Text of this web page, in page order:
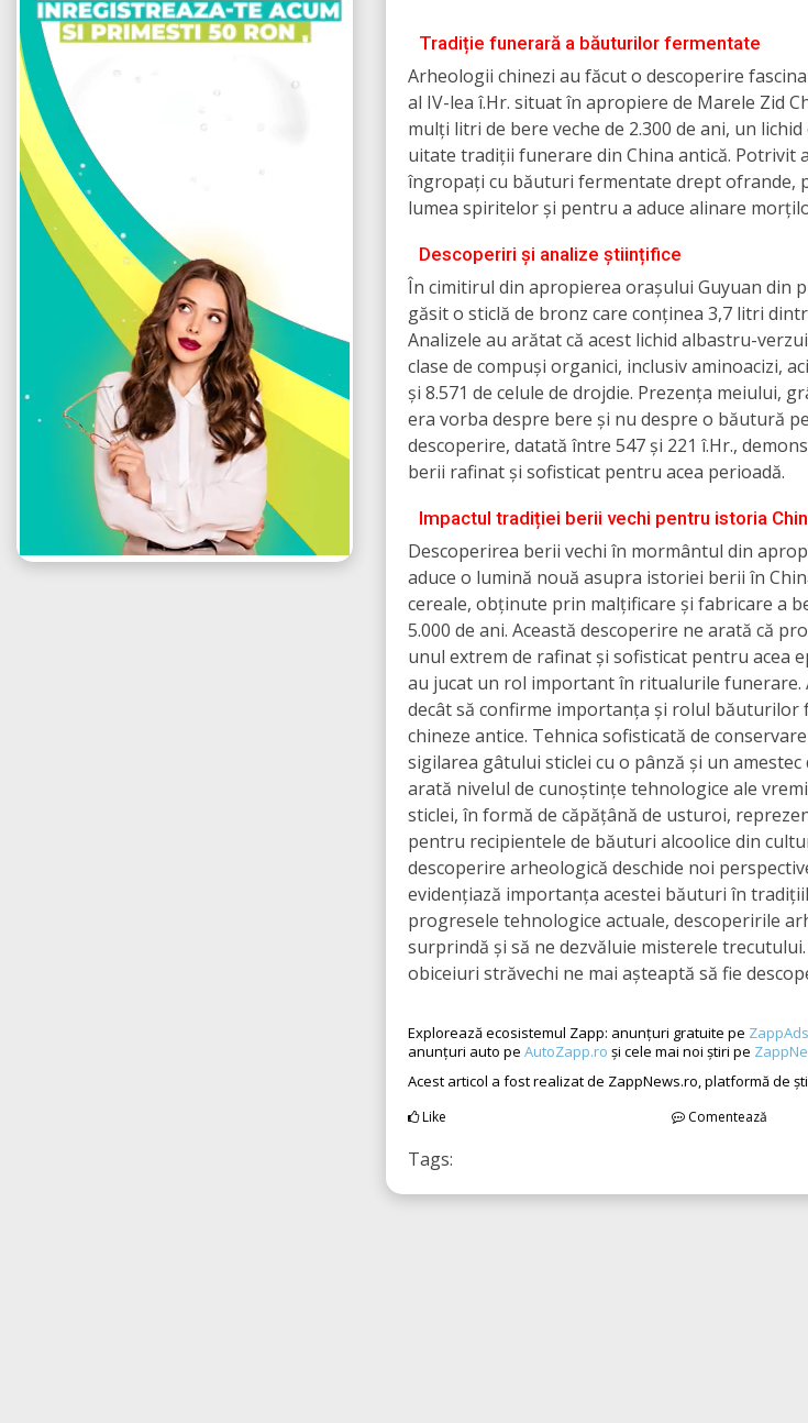
Tradiție funerară a băuturilor fermentate
Arheologii chinezi au făcut o descoperire
al IV-lea î.Hr. situat în apropiere de Marele Zid
mulți litri de bere veche de 2.300 de ani, un
uitate tradiții funerare din China antică. Potrivit
îngropați cu băuturi fermentate drept ofrande,
lumea spiritelor și pentru a aduce alinare
Descoperiri și analize științifice
În cimitirul din apropierea orașului Guyuan din
găsit o sticlă de bronz care conținea 3,7 litri
Analizele au arătat că acest lichid albastru-
clase de compuși organici, inclusiv aminoacizi,
și 8.571 de celule de drojdie. Prezența meiului,
era vorba despre bere și nu despre o băutură
descoperire, datată între 547 și 221 î.Hr.,
berii rafinat și sofisticat pentru acea perioadă.
Impactul tradiției berii vechi pentru istoria
Descoperirea berii vechi în mormântul din
aduce o lumină nouă asupra istoriei berii în
cereale, obținute prin malțificare și fabricare a
5.000 de ani. Această descoperire ne arată că
unul extrem de rafinat și sofisticat pentru acea
au jucat un rol important în ritualurile funerare.
decât să confirme importanța și rolul
chineze antice. Tehnica sofisticată de
sigilarea gâtului sticlei cu o pânză și un
arată nivelul de cunoștințe tehnologice ale
sticlei, în formă de căpățână de usturoi,
pentru recipientele de băuturi alcoolice din
descoperire arheologică deschide noi
evidențiază importanța acestei băuturi în
progresele tehnologice actuale, descoperirile
surprindă și să ne dezvăluie misterele
obiceiuri străvechi ne mai așteaptă să fie
Explorează ecosistemul Zapp: anunțuri gratuite pe
anunțuri auto pe AutoZapp.ro și cele mai noi știri pe
Acest articol a fost realizat de ZappNews.ro, platformă de
Like Comentează
Tags: